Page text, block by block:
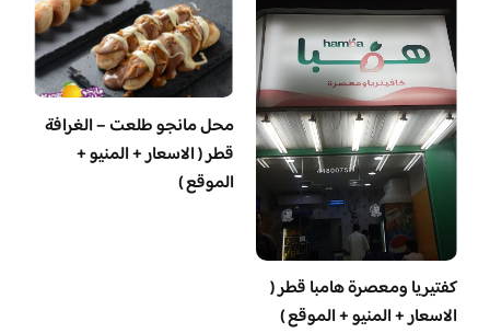
‏كفتيريا ومعصرة هامبا قطر (
الاسعار + المنيو + الموقع )
محل مانجو طلعت – الغرافة
قطر ( الاسعار + المنيو +
الموقع )